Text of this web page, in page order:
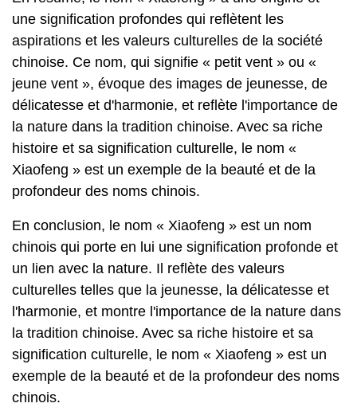
une signification profondes qui reflètent les
aspirations et les valeurs culturelles de la société
chinoise. Ce nom, qui signifie « petit vent » ou «
jeune vent », évoque des images de jeunesse, de
délicatesse et d'harmonie, et reflète l'importance de
la nature dans la tradition chinoise. Avec sa riche
histoire et sa signification culturelle, le nom «
Xiaofeng » est un exemple de la beauté et de la
profondeur des noms chinois.
En conclusion, le nom « Xiaofeng » est un nom
chinois qui porte en lui une signification profonde et
un lien avec la nature. Il reflète des valeurs
culturelles telles que la jeunesse, la délicatesse et
l'harmonie, et montre l'importance de la nature dans
la tradition chinoise. Avec sa riche histoire et sa
signification culturelle, le nom « Xiaofeng » est un
exemple de la beauté et de la profondeur des noms
chinois.